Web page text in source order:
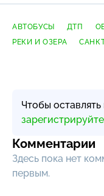
АВТОБУСЫ ДТП
РЕКИ И ОЗЕРА
Чтобы
Комментарии
Здесь пока нет
первым.